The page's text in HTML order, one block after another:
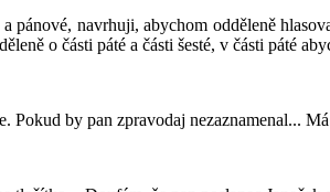
pánové, navrhuji, abychom odděleně
o části páté a části šesté, v části páté
Pokud by pan zpravodaj nezaznamenal...